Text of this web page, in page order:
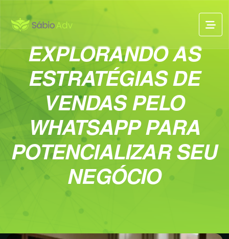
EXPLORANDO AS
ESTRATÉGIAS DE
VENDAS PELO
WHATSAPP PARA
POTENCIALIZAR SEU
NEGÓCIO